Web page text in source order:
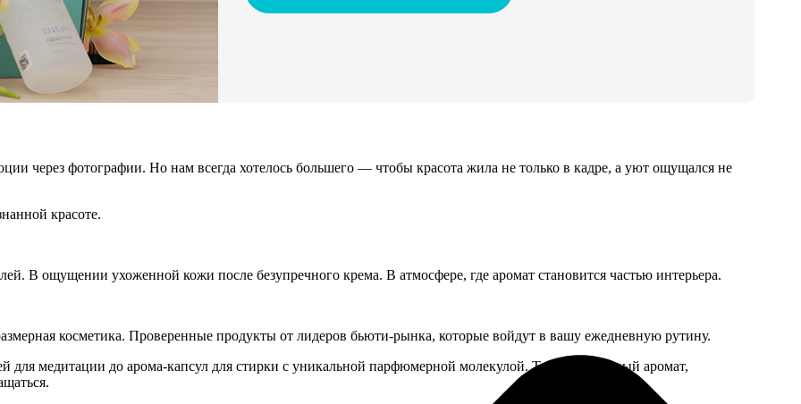
через фотографии. Но нам всегда хотелось большего — чтобы красота жила не только в кадре, а уют ощущался не
красоте.
В ощущении ухоженной кожи после безупречного крема. В атмосфере, где аромат становится частью интерьера.
косметика. Проверенные продукты от лидеров бьюти-рынка, которые войдут в вашу ежедневную рутину.
для медитации до арома-капсул для стирки с уникальной парфюмерной молекулой. Тонкий нишевый аромат,